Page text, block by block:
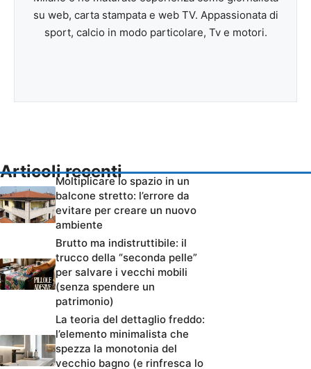
su web, carta stampata e web TV. Appassionata di
sport, calcio in modo particolare, Tv e motori.
Articoli recenti
Moltiplicare lo spazio in un
balcone stretto: l’errore da
evitare per creare un nuovo
ambiente
Brutto ma indistruttibile: il
trucco della “seconda pelle”
per salvare i vecchi mobili
(senza spendere un
patrimonio)
La teoria del dettaglio freddo:
l’elemento minimalista che
spezza la monotonia del
vecchio bagno (e rinfresca lo